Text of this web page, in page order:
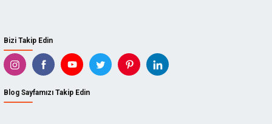
Bizi Takip Edin
Blog Sayfamızı Takip Edin